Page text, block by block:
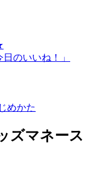
のいいね！」
めかた
ズマネース